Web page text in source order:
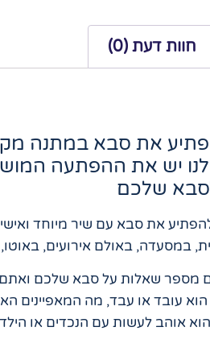
חוות דעת (0)
את סבא במתנה
לנו יש את ההפתעה
שלכם
את סבא עם שיר מיוחד
במסעדה, באולם אירועים,
מספר שאלות על סבא שלכם ואתם
עובד או עבד, מה המאפיינים
אוהב לעשות עם הנכדים או